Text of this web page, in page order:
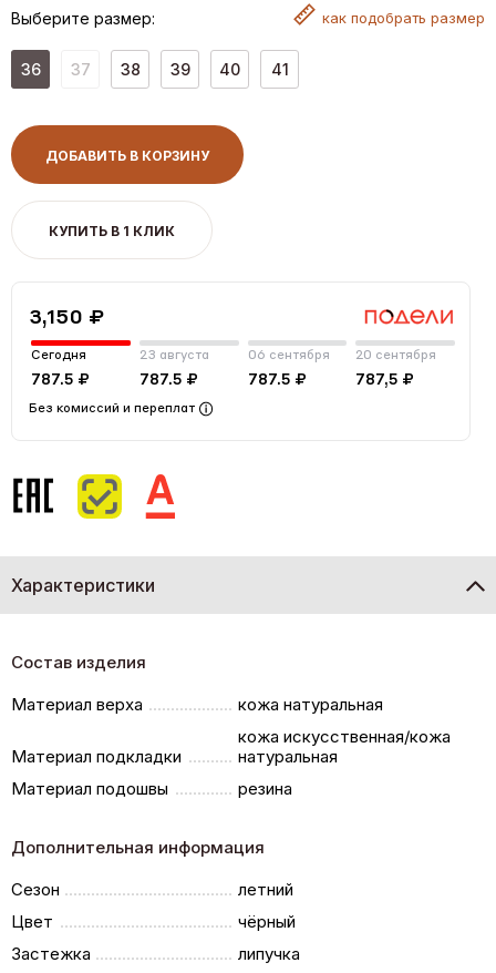
Выберите размер: как подобрать размер
36 37 38 39 40 41
ДОБАВИТЬ В КОРЗИНУ
КУПИТЬ В 1 КЛИК
3,150 ₽
Сегодня
787.5 ₽
23 августа
787.5 ₽
06 сентября
787.5 ₽
20 сентября
787,5 ₽
Без комиссий и переплат
Характеристики
Состав изделия
Материал верха
кожа натуральная
Материал подкладки
кожа искусственная/кожа
натуральная
Материал подошвы
резина
Дополнительная информация
Сезон
летний
Цвет
чёрный
Застежка
липучка